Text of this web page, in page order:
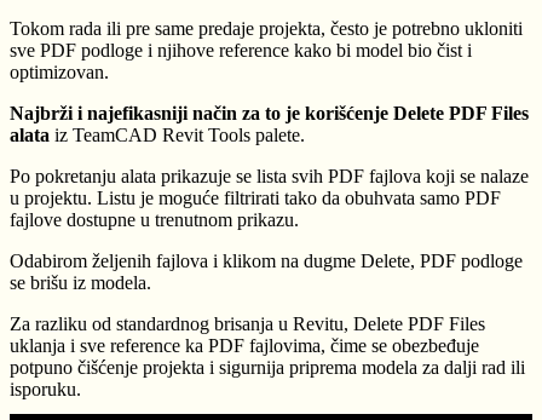
Tokom rada ili pre same predaje projekta, često je potrebno ukloniti
sve PDF podloge i njihove reference kako bi model bio čist i
optimizovan.
Najbrži i najefikasniji način za to je korišćenje Delete PDF Files
alata iz TeamCAD Revit Tools palete.
Po pokretanju alata prikazuje se lista svih PDF fajlova koji se nalaze
u projektu. Listu je moguće filtrirati tako da obuhvata samo PDF
fajlove dostupne u trenutnom prikazu.
Odabirom željenih fajlova i klikom na dugme Delete, PDF podloge
se brišu iz modela.
Za razliku od standardnog brisanja u Revitu, Delete PDF Files
uklanja i sve reference ka PDF fajlovima, čime se obezbeđuje
potpuno čišćenje projekta i sigurnija priprema modela za dalji rad ili
isporuku.